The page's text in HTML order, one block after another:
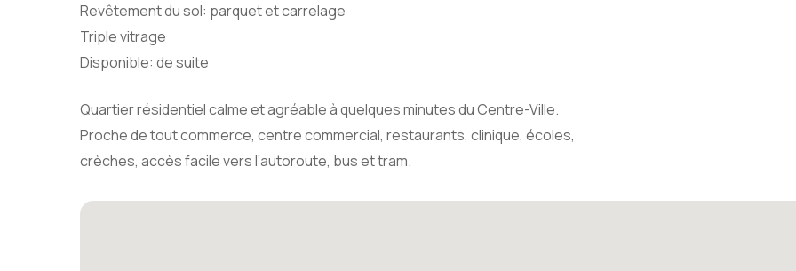
Revêtement du sol: parquet et carrelage
Triple vitrage
Disponible: de suite
Quartier résidentiel calme et agréable à quelques minutes du Centre-Ville.
Proche de tout commerce, centre commercial, restaurants, clinique, écoles,
crèches, accès facile vers l’autoroute, bus et tram.